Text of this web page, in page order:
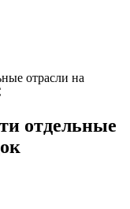
отрасли на
отдельные